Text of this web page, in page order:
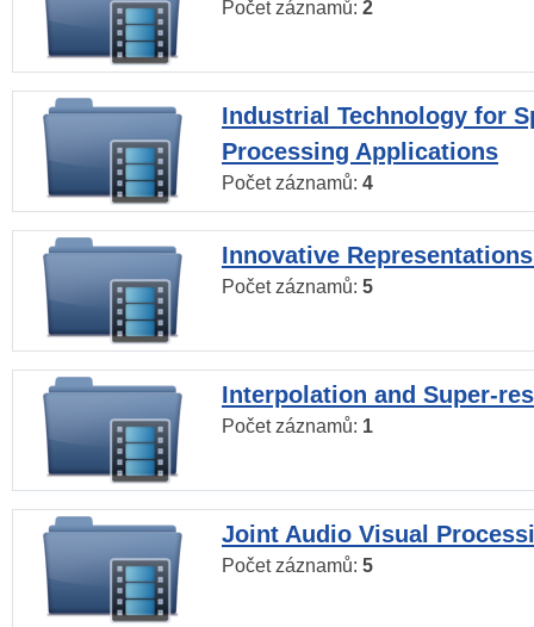
Počet záznamů: 2
Industrial Technology for
Processing Applications
Počet záznamů: 4
Innovative
Počet záznamů: 5
Interpolation and Super-
Počet záznamů: 1
Joint Audio Visual
Počet záznamů: 5